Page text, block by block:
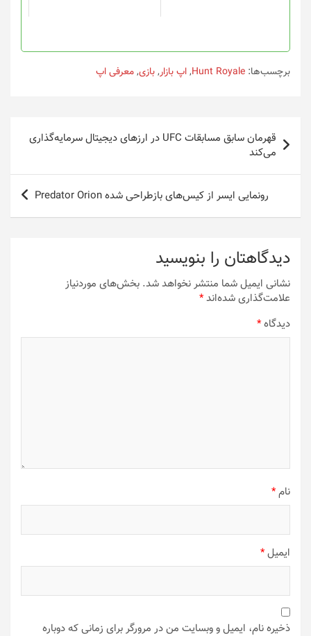
برچسب‌ها: Hunt Royale
,اپ بازار,بازی,معرفی اپ
راهبری
نوشته
قهرمان سابق مسابقات UFC در ارزهای دیجیتال سرمایه‌گذاری
می‌کند
رونمایی ایسر از کیس‌های بازطراحی‌ شده Predator Orion
دیدگاهتان را بنویسید
نشانی ایمیل شما منتشر نخواهد شد. بخش‌های موردنیاز
علامت‌گذاری شده‌اند*
دیدگاه*
نام*
ایمیل*
ذخیره نام، ایمیل و وبسایت من در مرورگر برای زمانی که دوباره